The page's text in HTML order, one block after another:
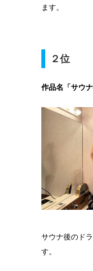
ます。
２位
作品名「サウ
サウナ後のド
す。